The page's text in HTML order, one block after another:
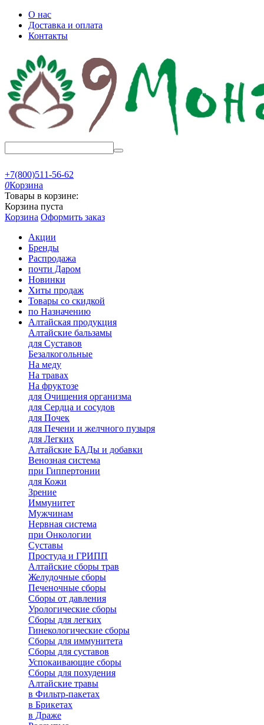
О нас
Доставка и оплата
Контакты
+7(800)511-56-62
0Корзина
Товары в корзине:
Корзина пуста
Корзина Оформить заказ
Акции
Бренды
Распродажа
почти Даром
Новинки
Хиты продаж
Товары со скидкой
по Назначению
Алтайская продукция
Алтайские бальзамы
для Суставов
Безалкогольные
На меду
На травах
На фруктозе
для Очищения организма
для Сердца и сосудов
для Почек
для Печени и желчного пузыря
для Легких
Алтайские БАДы и добавки
Венозная система
при Гиппертонии
для Кожи
Зрение
Иммунитет
Мужчинам
Нервная система
при Онкологии
Суставы
Простуда и ГРИПП
Алтайские сборы трав
Желудочные сборы
Печеночные сборы
Сборы от давления
Урологические сборы
Сборы для легких
Гинекологические сборы
Сборы для иммунитета
Сборы для суставов
Успокаивающие сборы
Сборы для похудения
Алтайские травы
в Фильтр-пакетах
в Брикетах
в Драже